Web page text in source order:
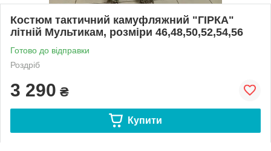
Костюм тактичний камуфляжний "ГІРКА"
літній Мультикам, розміри 46,48,50,52,54,56
Готово до відправки
Роздріб
3 290 ₴
Купити